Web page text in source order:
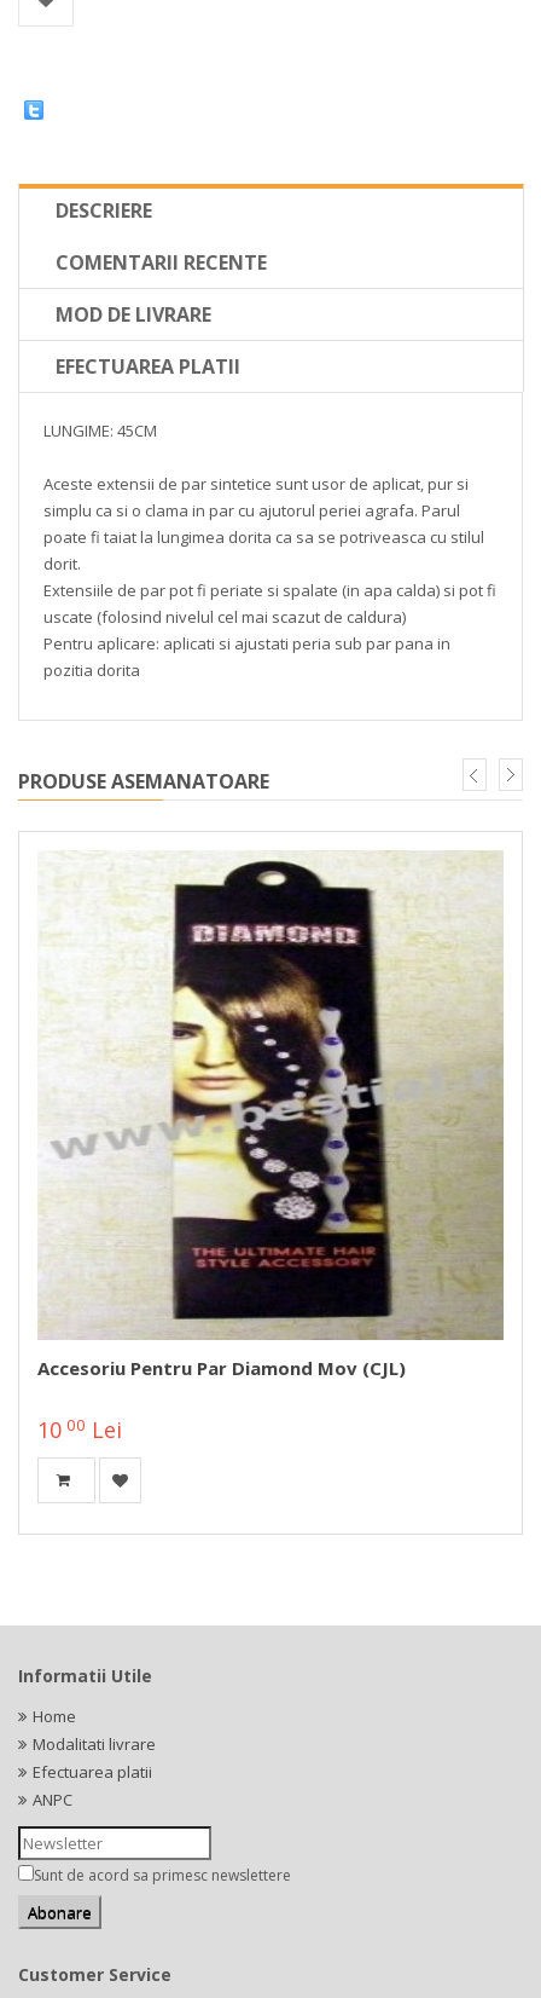
DESCRIERE
COMENTARII RECENTE
MOD DE LIVRARE
EFECTUAREA PLATII
LUNGIME: 45CM
Aceste extensii de par sintetice sunt usor de aplicat, pur si
simplu ca si o clama in par cu ajutorul periei agrafa. Parul
poate fi taiat la lungimea dorita ca sa se potriveasca cu stilul
dorit.
Extensiile de par pot fi periate si spalate (in apa calda) si pot fi
uscate (folosind nivelul cel mai scazut de caldura)
Pentru aplicare: aplicati si ajustati peria sub par pana in
pozitia dorita
PRODUSE ASEMANATOARE
Accesoriu Pentru Par Diamond Mov (CJL)
10 00 Lei
Informatii Utile
Home
Modalitati livrare
Efectuarea platii
ANPC
Sunt de acord sa primesc newslettere
Customer Service